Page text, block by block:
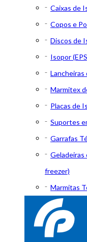
Caixas de
Copos e
Discos de
Isopor
Marmitex
Placas de
Suportes
Garrafas
Geladeiras
freezer)
Marmitas